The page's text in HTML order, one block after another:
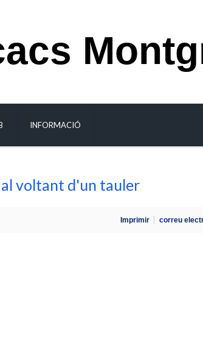
INFORMACIÓ
al voltant d'un tauler
Imprimir correu